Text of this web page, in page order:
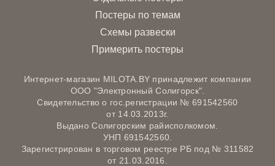
Постеры по темам
Схемы развески
Примерить постеры
Интернет-магазин MILOTA.BY принадлежит компании
ООО "Электронный Солигорск".
Свидетельство о гос.регистрации № 691542560
от 14.03.2013г.
Выдано Солигорским райисполкомом.
УНП 691542560.
Зарегистрирован в торговом реестре РБ под № 311582
от 21.03.2016.